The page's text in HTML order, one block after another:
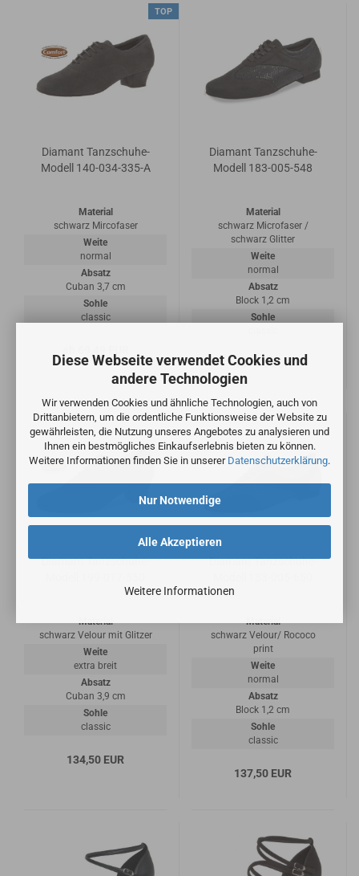
Diese Webseite verwendet Cookies und
andere Technologien
Wir verwenden Cookies und ähnliche Technologien, auch von
Drittanbietern, um die ordentliche Funktionsweise der Website zu
gewährleisten, die Nutzung unseres Angebotes zu analysieren und
Ihnen ein bestmögliches Einkaufserlebnis bieten zu können.
Weitere Informationen finden Sie in unserer Datenschutzerklärung.
Alle Akzeptieren
Nur Notwendige
Weitere Informationen
TOP
Diamant Tanzschuhe-
Modell 140-034-335-A
Material
schwarz Mircofaser
Weite
normal
Absatz
Cuban 3,7 cm
Sohle
classic
Diamant Tanzschuhe-
Modell 183-005-548
Material
schwarz Microfaser /
schwarz Glitter
Weite
normal
Absatz
Block 1,2 cm
Sohle
137,50 EUR
Diamant Tanzschuhe-
Material
schwarz Velour mit Glitzer
Weite
extra breit
Absatz
Cuban 3,9 cm
Sohle
classic
134,50 EUR
Diamant Tanzschuhe-
Material
schwarz Velour/ Rococo
print
Weite
normal
Absatz
Block 1,2 cm
Sohle
classic
137,50 EUR